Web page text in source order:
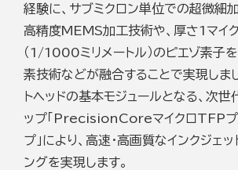
経験に、サブミクロン単位での超微細
高精度MEMS加工技術や、厚さ1マイ
（1/1000ミリメートル）のピエゾ素子
素技術などが融合することで実現しま
トヘッドの基本モジュールとなる、次世
ップ「PrecisionCoreマイクロTFPプ
プ」により、高速・高画質なインクジェッ
ングを実現します。